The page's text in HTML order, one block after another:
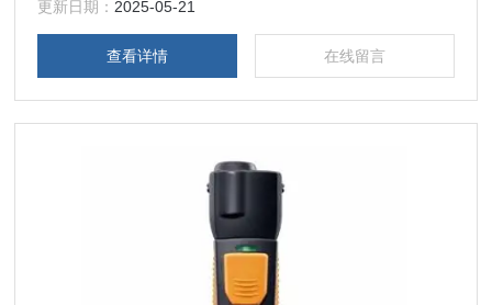
更新日期： 2025-05-21
查看详情 在线留言